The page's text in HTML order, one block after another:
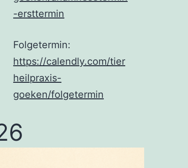
-ersttermin
Folgetermin:
https://calendly.com/tier
heilpraxis-
goeken/folgetermin